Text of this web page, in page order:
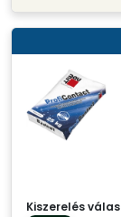
Kiszerelés